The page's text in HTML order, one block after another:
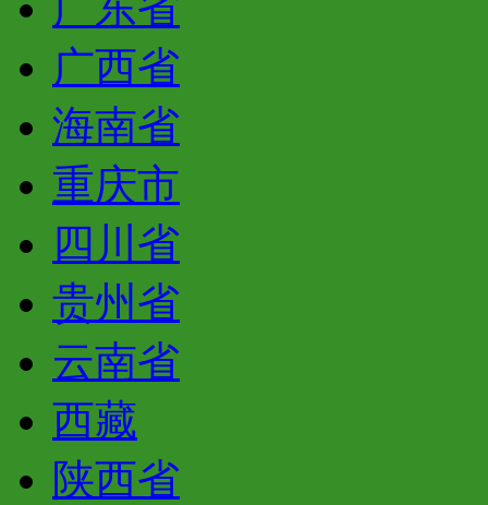
广西省
海南省
重庆市
四川省
贵州省
云南省
西藏
陕西省